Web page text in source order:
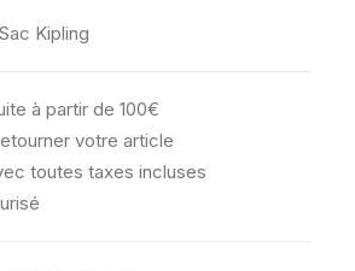
Sac Kipling
à partir de 100€
votre article
toutes taxes incluses